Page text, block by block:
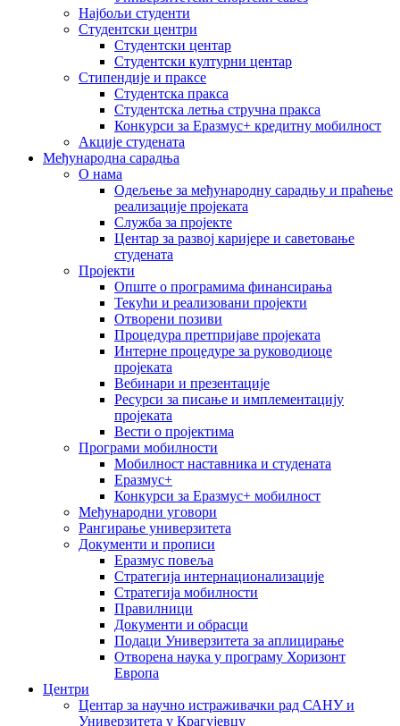
Најбољи студенти
Студентски центри
Студентски центар
Студентски културни центар
Стипендије и праксе
Студентска пракса
Студентска летња стручна пракса
Конкурси за Еразмус+ кредитну мобилност
Акције студената
Међународна сарадња
О нама
Одељење за међународну сарадњу и праћење
реализације пројеката
Служба за пројекте
Центар за развој каријере и саветовање
студената
Пројекти
Опште о програмима финансирања
Текући и реализовани пројекти
Отворени позиви
Процедура претпријаве пројеката
Интерне процедуре за руководиоце
пројеката
Вебинари и презентације
Ресурси за писање и имплементацију
пројеката
Вести о пројектима
Програми мобилности
Мобилност наставника и студената
Еразмус+
Конкурси за Еразмус+ мобилност
Међународни уговори
Рангирање универзитета
Документи и прописи
Еразмус повеља
Стратегија интернационализације
Стратегија мобилности
Правилници
Документи и обрасци
Подаци Универзитета за аплицирање
Отворена наука у програму Хоризонт
Европа
Центри
Центар за научно истраживачки рад САНУ и
Универзитета у Крагујевцу